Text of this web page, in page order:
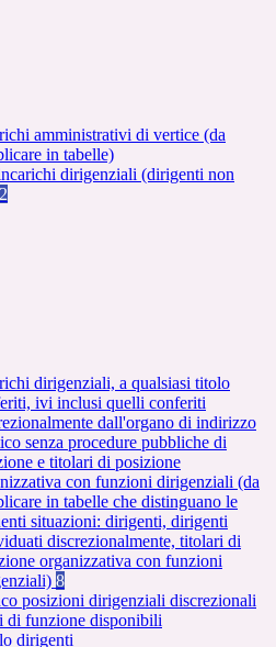
amministrativi di vertice (da
in tabelle)
dirigenziali (dirigenti non
dirigenziali, a qualsiasi titolo
ivi inclusi quelli conferiti
dall'organo di indirizzo
senza procedure pubbliche di
e titolari di posizione
con funzioni dirigenziali (da
in tabelle che distinguano le
situazioni: dirigenti, dirigenti
discrezionalmente, titolari di
organizzativa con funzioni
8
posizioni dirigenziali discrezionali
di funzione disponibili
dirigenti